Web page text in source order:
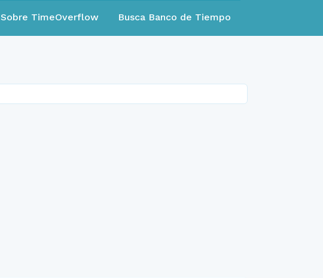
Sobre TimeOverflow Busca Banco de Tiempo